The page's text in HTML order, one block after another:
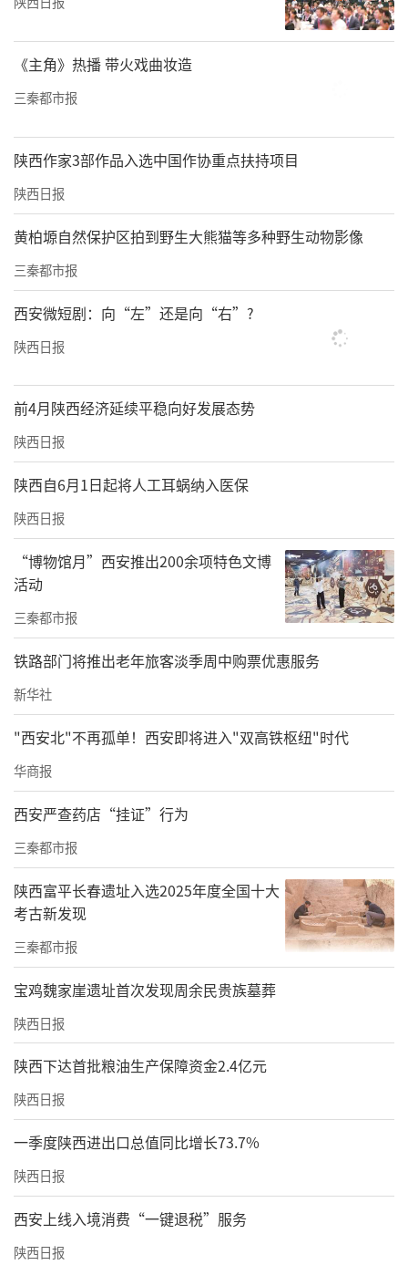
《主角》热播 带火戏曲妆造
三秦都市报
陕西作家3部作品入选中国作协重点扶持项目
陕西日报
黄柏塬自然保护区拍到野生大熊猫等多种野生动物影像
三秦都市报
西安微短剧：向“左”还是向“右”?
陕西日报
前4月陕西经济延续平稳向好发展态势
陕西日报
陕西自6月1日起将人工耳蜗纳入医保
陕西日报
“博物馆月”西安推出200余项特色文博
活动
三秦都市报
铁路部门将推出老年旅客淡季周中购票优惠服务
新华社
"西安北"不再孤单！西安即将进入"双高铁枢纽"时代
华商报
西安严查药店“挂证”行为
三秦都市报
陕西富平长春遗址入选2025年度全国十大
考古新发现
三秦都市报
宝鸡魏家崖遗址首次发现周余民贵族墓葬
陕西日报
陕西下达首批粮油生产保障资金2.4亿元
陕西日报
一季度陕西进出口总值同比增长73.7%
陕西日报
西安上线入境消费“一键退税”服务
陕西日报